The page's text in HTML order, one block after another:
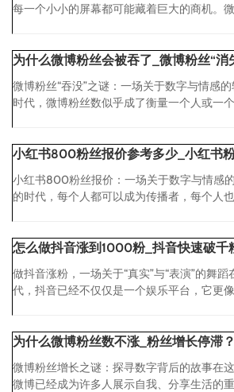
每一个小小的屏幕都可能藏着巨大的商机。
为什么微博粉丝会被吞了_微博粉丝“消
微博粉丝“吞没”之谜：一场关于数字与情感
时代，微博粉丝数似乎成了衡量一个人或一
小红书800粉丝报价参考多少_小红书
小红书800粉丝报价：一场关于数字与情感
的时代，每个人都可以成为传播者，每个人
怎么做抖音涨到1000粉_抖音快速破千
做抖音涨粉，一场关于“真实”与“表演”的舞
代，抖音已经不仅仅是一个娱乐平台，它更
为什么微博粉丝数不涨_粉丝增长停滞？
微博粉丝增长之谜：探寻数字背后的故事在
微博已经成为许多人展示自我、分享生活的